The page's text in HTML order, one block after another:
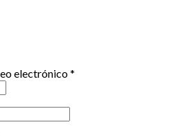
electrónico*